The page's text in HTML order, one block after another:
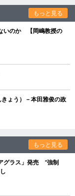
もっと見る
いのか 【岡嶋教授の
ょう）－本田雅俊の政
もっと見る
グラス」発売 “強制